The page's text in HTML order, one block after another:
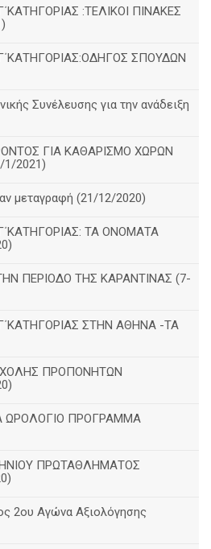
:ΤΕΛΙΚΟΙ ΠΙΝΑΚΕΣ
ΣΠΟΥΔΩΝ
Συνέλευσης για την ανάδειξη
ΓΙΑ ΚΑΘΑΡΙΣΜΟ ΧΩΡΩΝ
2021)
μεταγραφή (21/12/2020)
ΤΑ ΟΝΟΜΑΤΑ
ΠΕΡΙΟΔΟ ΤΗΣ ΚΑΡΑΝΤΙΝΑΣ (7-
ΣΤΗΝ ΑΘΗΝΑ -ΤΑ
ΠΡΟΠΟΝΗΤΩΝ
ΩΡΟΛΟΓΙΟ ΠΡΟΓΡΑΜΜΑ
ΠΡΩΤΑΘΛΗΜΑΤΟΣ
2ου Αγώνα Αξιολόγησης